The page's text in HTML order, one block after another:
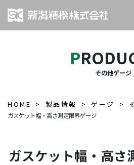
その他ゲージ
HOME 製品情報 ゲージ
ガスケット幅・高さ測定限界ゲージ
ガスケット幅・高さ